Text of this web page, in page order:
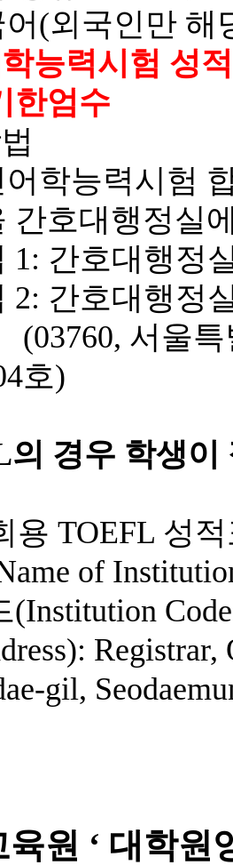
(외국인만 해
능력시험 성
한엄수
어학능력시험
간호대행정실
1: 간호대행정
2: 간호대행정
(03760, 서울
호)
의 경우 학생
용 TOEFL 성
of
(Institution
gil,
육원 ‘ 대학원